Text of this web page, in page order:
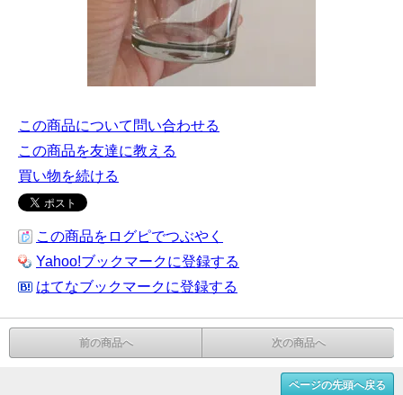
この商品について問い合わせる
この商品を友達に教える
買い物を続ける
この商品をログピでつぶやく
Yahoo!ブックマークに登録する
はてなブックマークに登録する
前の商品へ 次の商品へ
ページの先頭へ戻る